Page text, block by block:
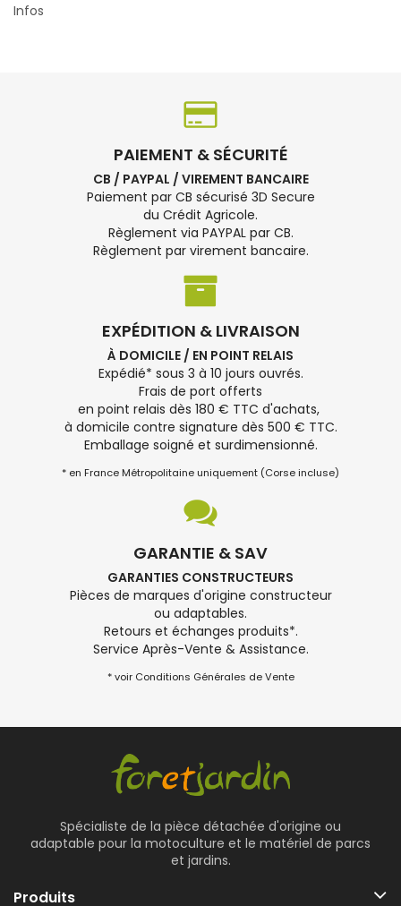
Infos
PAIEMENT & SÉCURITÉ
CB / PAYPAL / VIREMENT BANCAIRE
Paiement par CB sécurisé 3D Secure
du Crédit Agricole.
Règlement via PAYPAL par CB.
Règlement par virement bancaire.
EXPÉDITION & LIVRAISON
À DOMICILE / EN POINT RELAIS
Expédié* sous 3 à 10 jours ouvrés.
Frais de port offerts
en point relais dès 180 € TTC d'achats,
à domicile contre signature dès 500 € TTC.
Emballage soigné et surdimensionné.
* en France Métropolitaine uniquement (Corse incluse)
GARANTIE & SAV
GARANTIES CONSTRUCTEURS
Pièces de marques d'origine constructeur
ou adaptables.
Retours et échanges produits*.
Service Après-Vente & Assistance.
* voir Conditions Générales de Vente
Spécialiste de la pièce détachée d'origine ou
adaptable pour la motoculture et le matériel de parcs
et jardins.
Produits